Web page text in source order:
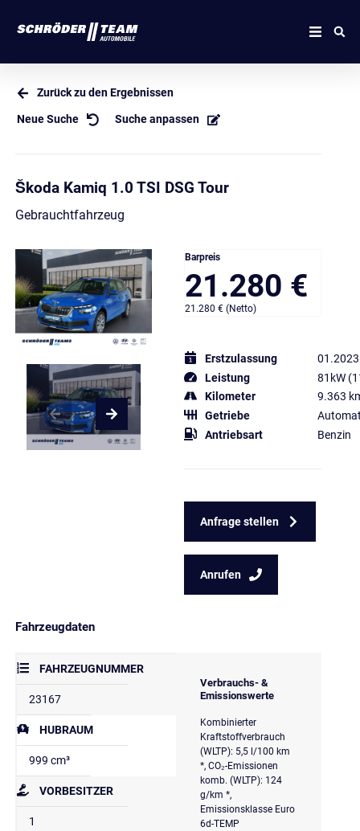
Zurück zu den Ergebnissen
Neue Suche Suche anpassen
Škoda Kamiq 1.0 TSI DSG Tour
Gebrauchtfahrzeug
Barpreis
21.280 €
21.280 € (Netto)
Erstzulassung
01.2023
Leistung
81kW
Kilometer
9.363
Getriebe
Antriebsart
Benzin
Anfrage stellen
Anrufen
Fahrzeugdaten
FAHRZEUGNUMMER
23167
HUBRAUM
999 cm³
VORBESITZER
1
Verbrauchs- &
Emissionswerte
Kombinierter
Kraftstoffverbrauch
(WLTP): 5,5 l/100 km
*, CO₂-Emissionen
komb. (WLTP): 124
g/km *,
Emissionsklasse Euro
6d-TEMP